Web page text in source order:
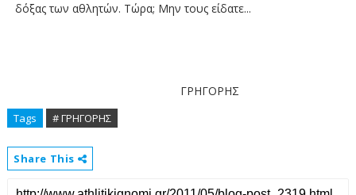
δόξας των αθλητών. Τώρα; Μην τους είδατε...
ΓΡΗΓΟΡΗΣ
Tags # ΓΡΗΓΟΡΗΣ
Share This